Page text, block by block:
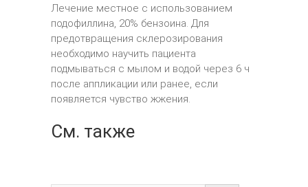
Лечение местное с использованием
подофиллина, 20% бензоина. Для
предотвращения склерозирования
необходимо научить пациента
подмываться с мылом и водой через 6 ч
после аппликации или ранее, если
появляется чувство жжения.
См. также